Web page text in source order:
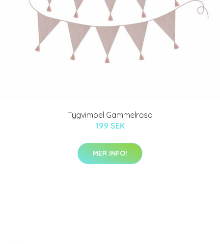
Tygvimpel Gammelrosa
199 SEK
MER INFO!